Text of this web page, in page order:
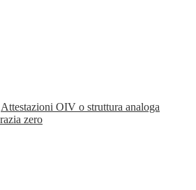
Attestazioni OIV o struttura analoga
zero